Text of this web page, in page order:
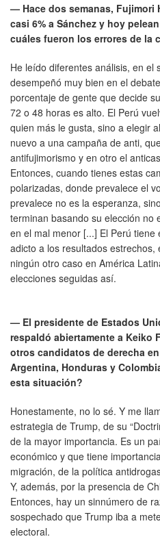
— Hace dos semanas, Fujimori
casi 6% a Sánchez y hoy
cuáles fueron los errores de la
He leído diferentes análisis, en el
desempeñó muy bien en el
porcentaje de gente que decide
72 o 48 horas es alto. El Perú
quien más le gusta, sino a elegir
nuevo a una campaña de anti,
antifujimorismo y en otro el
Entonces, cuando tienes estas
polarizadas, donde prevalece el
prevalece no es la esperanza,
terminan basando su elección no
en el mal menor [...] El Perú
adicto a los resultados
ningún otro caso en América
elecciones seguidas así.
— El presidente de Estados
respaldó abiertamente a Keiko
otros candidatos de derecha
Argentina, Honduras y
esta situación?
Honestamente, no lo sé. Y me
estrategia de Trump, de su
de la mayor importancia. Es un
económico y que tiene
migración, de la política
Y, además, por la presencia de
Entonces, hay un sinnúmero de
sospechado que Trump iba a
electoral.